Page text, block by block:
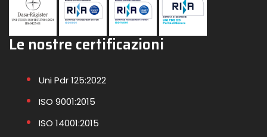
Le nostre certificazioni
Uni Pdr 125:2022
ISO 9001:2015
ISO 14001:2015